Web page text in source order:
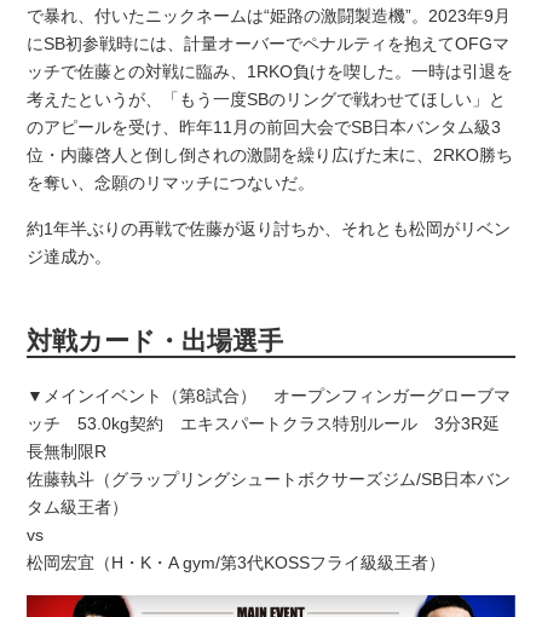
で暴れ、付いたニックネームは“姫路の激闘製造機”。2023年9月
にSB初参戦時には、計量オーバーでペナルティを抱えてOFGマ
ッチで佐藤との対戦に臨み、1RKO負けを喫した。一時は引退を
考えたというが、「もう一度SBのリングで戦わせてほしい」と
のアピールを受け、昨年11月の前回大会でSB日本バンタム級3
位・内藤啓人と倒し倒されの激闘を繰り広げた末に、2RKO勝ち
を奪い、念願のリマッチにつないだ。
約1年半ぶりの再戦で佐藤が返り討ちか、それとも松岡がリベン
ジ達成か。
対戦カード・出場選手
▼メインイベント（第8試合） オープンフィンガーグローブマ
ッチ 53.0kg契約 エキスパートクラス特別ルール 3分3R延
長無制限R
佐藤執斗（グラップリングシュートボクサーズジム/SB日本バン
タム級王者）
vs
松岡宏宜（H・K・A gym/第3代KOSSフライ級級王者）